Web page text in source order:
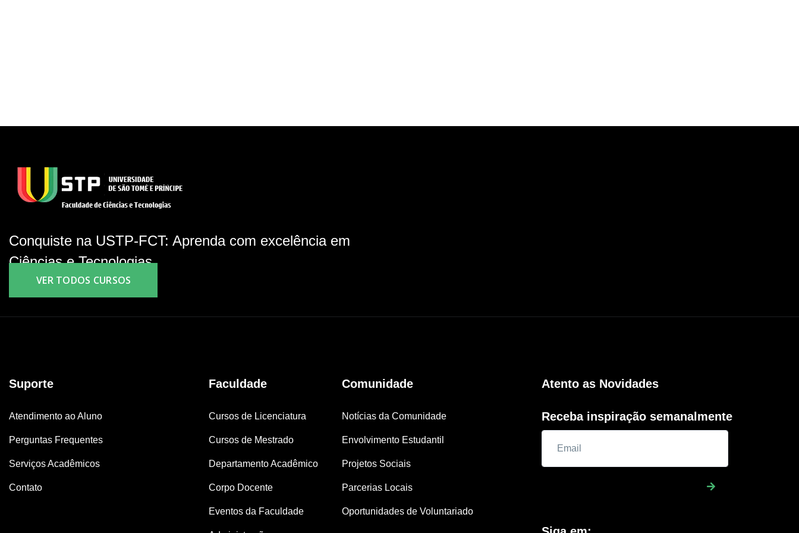
Conquiste na USTP-FCT: Aprenda com excelência em
Ciências e Tecnologias.
VER TODOS CURSOS
Suporte
Atendimento ao Aluno
Perguntas Frequentes
Serviços Acadêmicos
Contato
Faculdade
Cursos de Licenciatura
Cursos de Mestrado
Departamento Acadêmico
Corpo Docente
Eventos da Faculdade
Comunidade
Notícias da Comunidade
Envolvimento Estudantil
Projetos Sociais
Parcerias Locais
Oportunidades de Voluntariado
Atento as Novidades
Receba inspiração semanalmente